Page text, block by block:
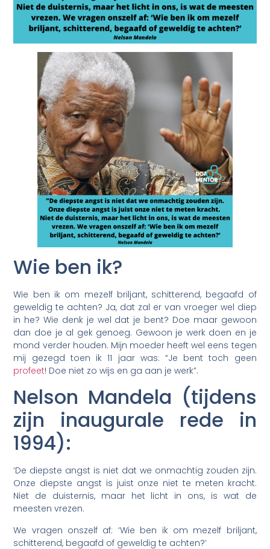
Wie ben ik?
Wie ben ik om mezelf briljant, schitterend, begaafd of
geweldig te achten? Ja, dat zal er van vroeger wel diep
in he? Wie denk je wel dat je bent? Doe maar gewoon
dan doe je al gek genoeg. Gewoon je werk doen en je
mond verder houden. Mijn moeder heeft wel eens tegen
mij gezegd toen ik 11 jaar was: “Je bent toch geen
profeet! Doe niet zo wijs en ga aan je werk”.
Nelson Mandela (tijdens
zijn inaugurale rede in
1994):
‘De diepste angst is niet dat we onmachtig zouden zijn.
Onze diepste angst is juist onze niet te meten kracht.
Niet de duisternis, maar het licht in ons, is wat de
meesten vrezen.
We vragen onszelf af: ‘Wie ben ik om mezelf briljant,
schitterend, begaafd of geweldig te achten?’